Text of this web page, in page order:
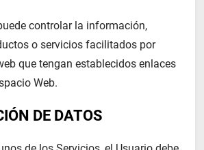
controlar la información,
o servicios facilitados por
que tengan establecidos enlaces
Web.
DE DATOS